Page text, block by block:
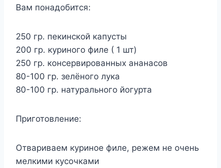
Вам понадобится:
250 гр. пекинской капусты
200 гр. куриного филе ( 1 шт)
250 гр. консервированных ананасов
80-100 гр. зелёного лука
80-100 гр. натурального йогурта
Приготовление:
Отвариваем куриное филе, режем не очень
мелкими кусочками